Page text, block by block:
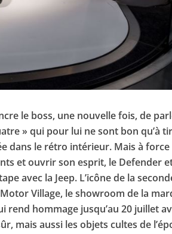
le boss, une nouvelle fois, de
» qui pour lui ne sont bon qu’à
dans le rétro intérieur. Mais à force
et ouvrir son esprit, le Defender
avec la Jeep. L’icône de la
Village, le showroom de la
rend hommage jusqu’au 20 juillet
mais aussi les objets cultes de